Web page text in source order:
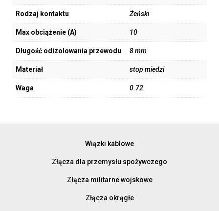
Rodzaj kontaktu Żeński
Max obciążenie (A) 10
Długość odizolowania przewodu 8 mm
Materiał stop miedzi
Waga 0.72
Wiązki kablowe
Złącza dla przemysłu spożywczego
Złącza militarne wojskowe
Złącza okrągłe